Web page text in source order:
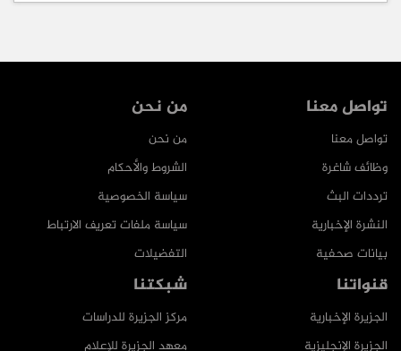
من نحن
من نحن
الشروط والأحكام
سياسة الخصوصية
سياسة ملفات تعريف الارتباط
التفضيلات
تواصل معنا
تواصل معنا
وظائف شاغرة
ترددات البث
النشرة الإخبارية
بيانات صحفية
شبكتنا
مركز الجزيرة للدراسات
معهد الجزيرة للإعلام
قنواتنا
الجزيرة الإخبارية
الجزيرة الإنجليزية